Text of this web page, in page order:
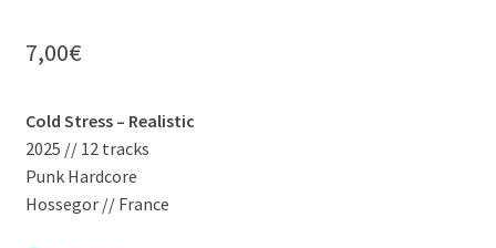
7,00€
Cold Stress – Realistic
2025 // 12 tracks
Punk Hardcore
Hossegor // France